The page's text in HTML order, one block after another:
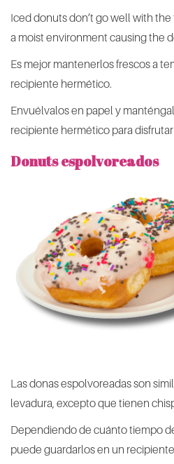
Iced donuts don’t go well with
a moist environment causing the
Es mejor mantenerlos frescos a
recipiente hermético.
Envuélvalos en papel y
recipiente hermético para
Donuts espolvoreados
Las donas espolvoreadas son
levadura, excepto que tienen
Dependiendo de cuánto tiempo
puede guardarlos en un